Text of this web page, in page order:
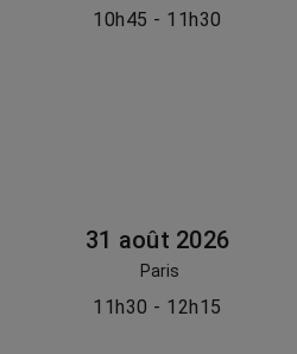
10h45 - 11h30
31 août 2026
Paris
11h30 - 12h15